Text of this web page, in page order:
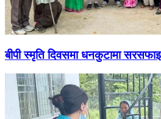
बीपी स्मृति दिवसमा धनकुटामा सरसफाइ